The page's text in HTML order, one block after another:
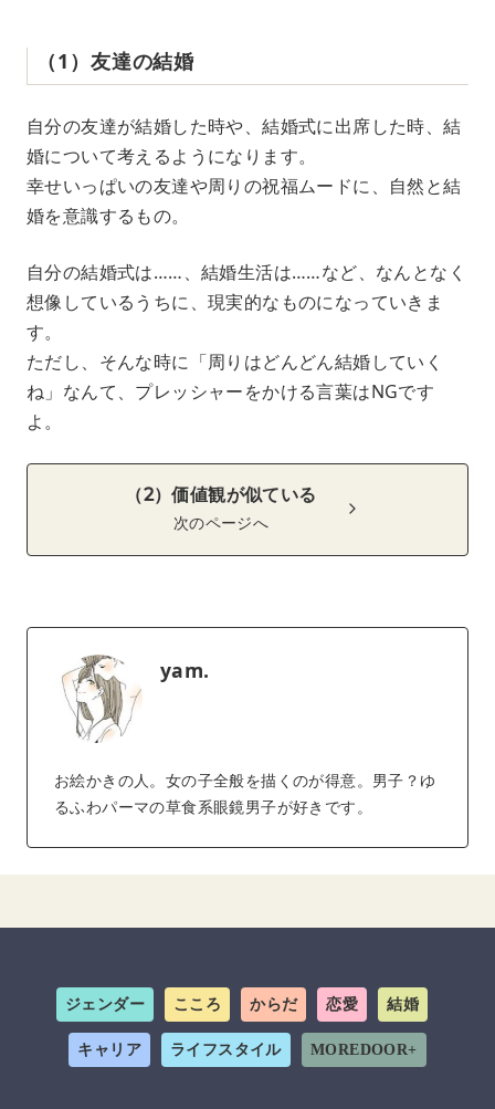
（1）友達の結婚
自分の友達が結婚した時や、結婚式に出席した時、結
婚について考えるようになります。
幸せいっぱいの友達や周りの祝福ムードに、自然と結
婚を意識するもの。
自分の結婚式は……、結婚生活は……など、なんとなく
想像しているうちに、現実的なものになっていきま
す。
ただし、そんな時に「周りはどんどん結婚していく
ね」なんて、プレッシャーをかける言葉はNGです
よ。
（2）価値観が似ている
次のページへ
yam.
お絵かきの人。女の子全般を描くのが得意。男子？ゆ
るふわパーマの草食系眼鏡男子が好きです。
ジェンダー こころ からだ 恋愛 結婚
キャリア ライフスタイル MOREDOOR+